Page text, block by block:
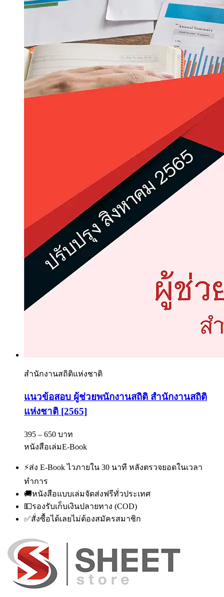
สำนักงานสถิติแห่งชาติ
แนวข้อสอบ ผู้ช่วยพนักงานสถิติ สำนักงานสถิติ
แห่งชาติ [2565]
395 – 650 บาท
หนังสือเล่มE-Book
⚡ส่ง E-Book ไวภายใน 30 นาที หลังตรวจยอดในเวลา
ทำการ
🚚หนังสือแบบเล่มจัดส่งฟรีทั่วประเทศ
💵รองรับเก็บเงินปลายทาง (COD)
✅สั่งซื้อได้เลยไม่ต้องสมัครสมาชิก